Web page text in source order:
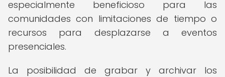
especialmente beneficioso para las
comunidades con limitaciones de tiempo o
recursos para desplazarse a eventos
presenciales.
La posibilidad de grabar y archivar los